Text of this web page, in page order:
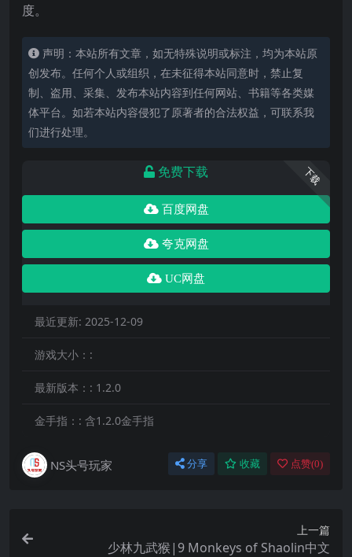
度。
声明：本站所有文章，如无特殊说明或标注，均为本站原
创发布。任何个人或组织，在未征得本站同意时，禁止复
制、盗用、采集、发布本站内容到任何网站、书籍等各类媒
体平台。如若本站内容侵犯了原著者的合法权益，可联系我
们进行处理。
下载
免费下载
百度网盘
夸克网盘
UC网盘
最近更新: 2025-12-09
游戏大小：:
最新版本：: 1.2.0
金手指：: 含1.2.0金手指
NS头号玩家 分享 收藏 点赞(0)
上一篇
少林九武猴|9 Monkeys of Shaolin中文